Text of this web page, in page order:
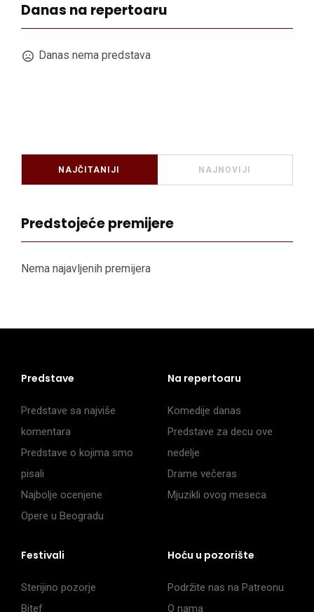
Danas na repertoaru
Danas nema predstava
NAJČITANIJI NAJNOVIJI
Predstojeće premijere
Nema najavljenih premijera
Predstave
Predstave sa najviše
komentara
Predstave o kojima smo
pisali
Najbolje ocenjene
Opere u Beogradu
Na repertoaru
Komedije danas
Predstave za decu ove
nedelje
Drame večeras
Mjuzikli ovog meseca
Festivali
Sterijino pozorje
Bitef
Hoću u pozorište
Podržite nas na Patreonu
O nama